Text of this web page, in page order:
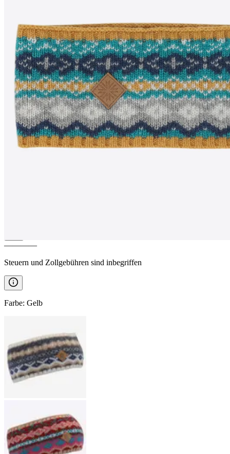
————
Steuern und Zollgebühren sind inbegriffen
Farbe: Gelb